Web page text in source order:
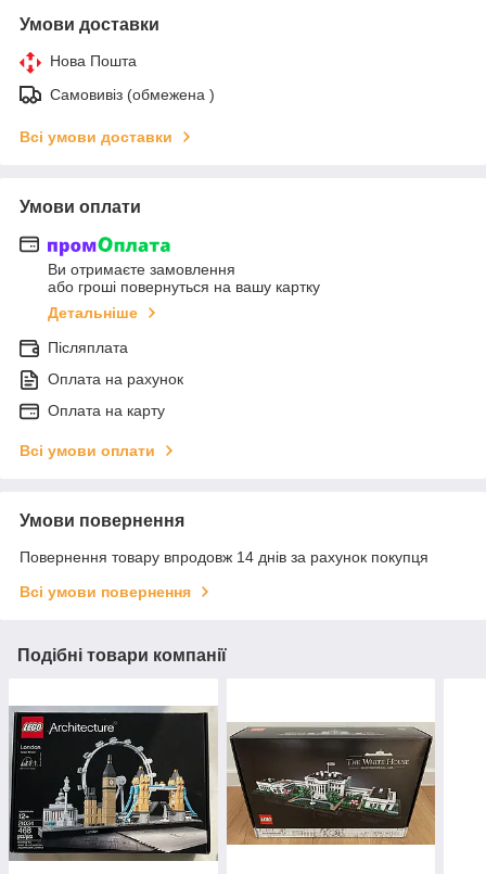
Умови доставки
Нова Пошта
Самовивіз (обмежена )
Всі умови доставки
Умови оплати
Ви отримаєте замовлення
або гроші повернуться на вашу картку
Детальніше
Післяплата
Оплата на рахунок
Оплата на карту
Всі умови оплати
Умови повернення
Повернення товару впродовж 14 днів за рахунок покупця
Всі умови повернення
Подібні товари компанії